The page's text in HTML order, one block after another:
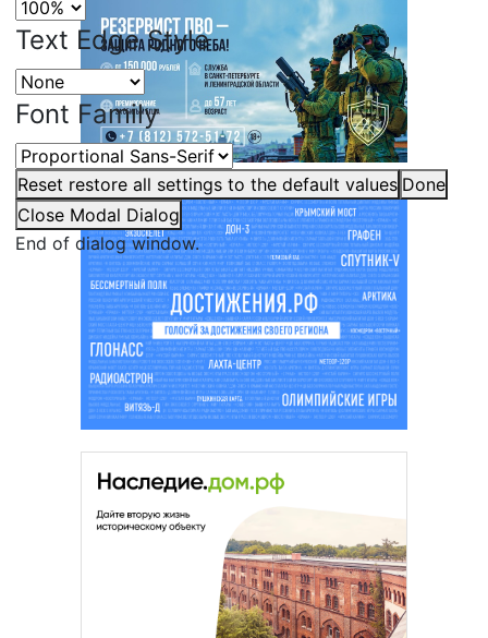
Text Edge Style
Font Family
Reset restore all settings to the default values Done
Close Modal Dialog
End of dialog window.